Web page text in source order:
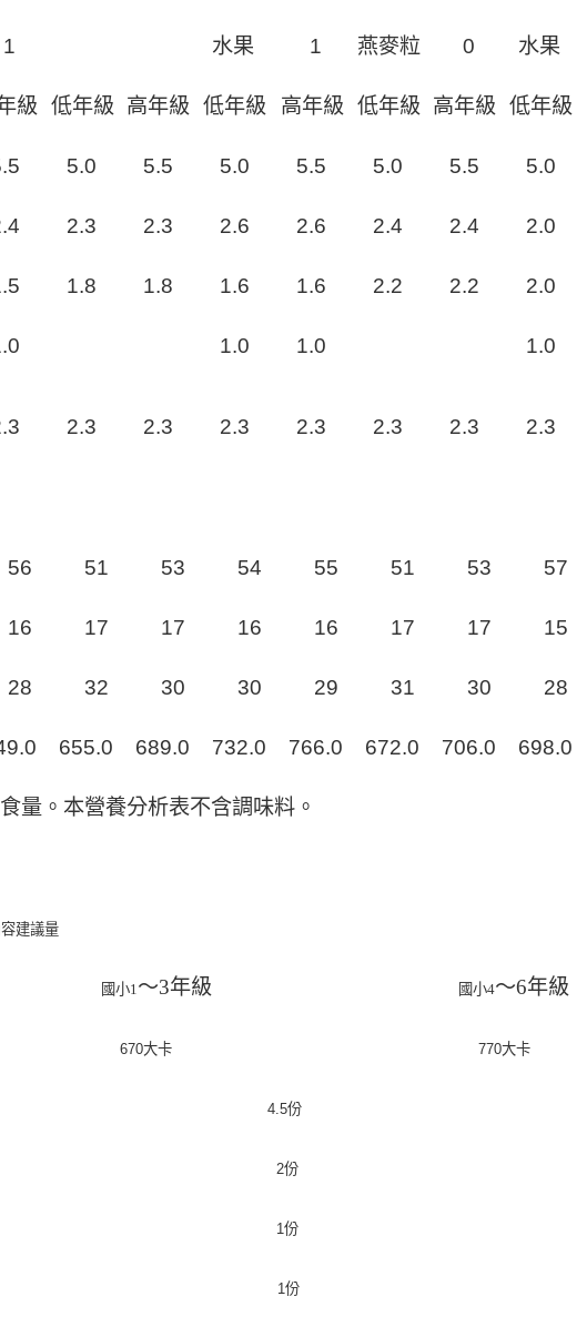
1 水果 1 燕麥粒 0 水果
級 低年級 高年級 低年級 高年級 低年級 高年級 低年級
.5 5.0 5.5 5.0 5.5 5.0 5.5 5.0
.4 2.3 2.3 2.6 2.6 2.4 2.4 2.0
.5 1.8 1.8 1.6 1.6 2.2 2.2 2.0
.0 1.0 1.0 1.0
.3 2.3 2.3 2.3 2.3 2.3 2.3 2.3
56 51 53 54 55 51 53 57
16 17 17 16 16 17 17 15
28 32 30 30 29 31 30 28
.0 655.0 689.0 732.0 766.0 672.0 706.0 698.0
量。本營養分析表不含調味料。
建議量
國小1～3年級 國小4～6年級
670大卡 770大卡
4.5份
2份
1份
1份